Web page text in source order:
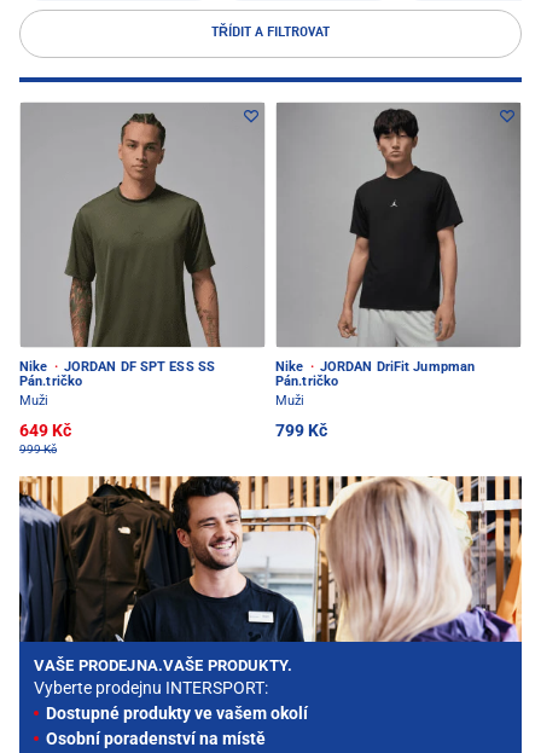
TŘÍDIT A FILTROVAT
Nike · JORDAN DF SPT ESS SS
Pán.tričko
Muži
649 Kč
999 Kč
Nike · JORDAN DriFit Jumpman
Pán.tričko
Muži
799 Kč
VAŠE PRODEJNA.VAŠE PRODUKTY.
Vyberte prodejnu INTERSPORT:
Dostupné produkty ve vašem okolí
Osobní poradenství na místě